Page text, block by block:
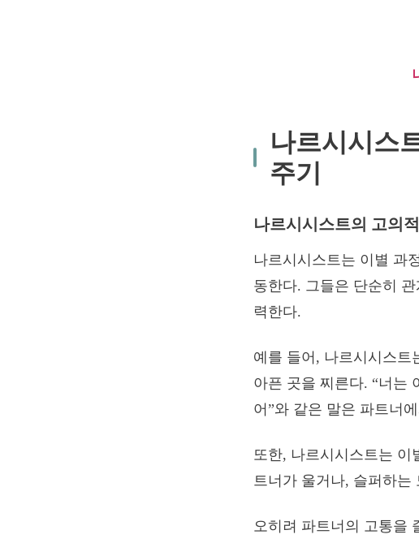
나르시시스
주기
나르시시스트의 고의
나르시시스트는 이별 과
동한다. 그들은 단순히
력한다.
예를 들어, 나르시시스트
아픈 곳을 찌른다. “너는
어”와 같은 말은 파트너
또한, 나르시시스트는 이
트너가 울거나, 슬퍼하는
오히려 파트너의 고통을